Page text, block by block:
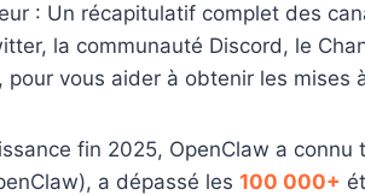
: Un récapitulatif complet des
la communauté Discord, le
pour vous aider à obtenir les mises
fin 2025, OpenClaw a
a dépassé les 100 000+